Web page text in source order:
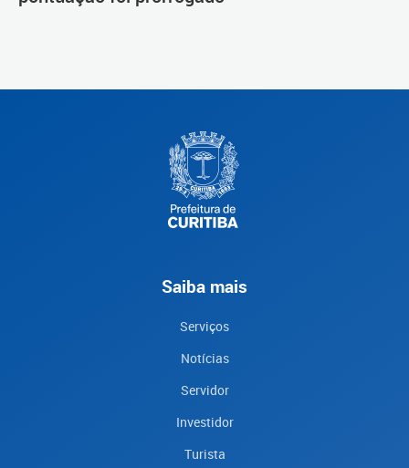
Saiba mais
Serviços
Notícias
Servidor
Investidor
Turista